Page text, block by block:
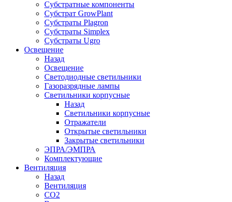
Субстратные компоненты
Субстрат GrowPlant
Субстраты Plagron
Субстраты Simplex
Субстраты Ugro
Освещение
Назад
Освещение
Светодиодные светильники
Газоразрядные лампы
Светильники корпусные
Назад
Светильники корпусные
Отражатели
Открытые светильники
Закрытые светильники
ЭПРА/ЭМПРА
Комплектующие
Вентиляция
Назад
Вентиляция
СО2